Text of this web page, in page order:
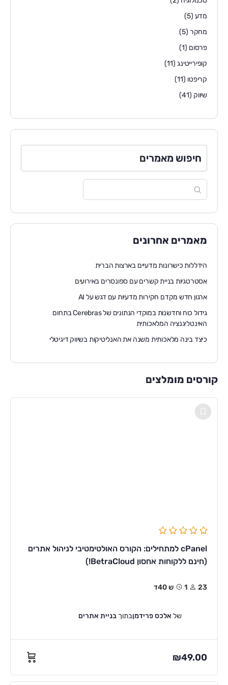
מדע (5)
מחקר (5)
פרסום (1)
קופירייטינג(11)
קריפטו (11)
שיווק (41)
חיפוש מאמרים
מאמרים אחרונים
הידללות כישרונות מדעיים בארצות הברית
אסטרטגיות בניית קשרים עם ספונסרים באירועים
ארגון חדש מקדם חקירות מדעיות עם דגש על AI
גידול כוח וחדשנות במוקדי הנתונים של Cerebras בתחום
האינטליגנציה המלאכותית
כיצד בינה מלאכותית משנה את האנליטיקות בשיווק דיגיטלי
קורסים מומלצים
cPanel למתחילים: הקורס האולטימטיבי לניהול אתרים
(חינם ללקוחות אחסון BetraCloud!)
23 1ש 40ד
של אלכס פרידמןבתוך בניית אתרים
₪49.00